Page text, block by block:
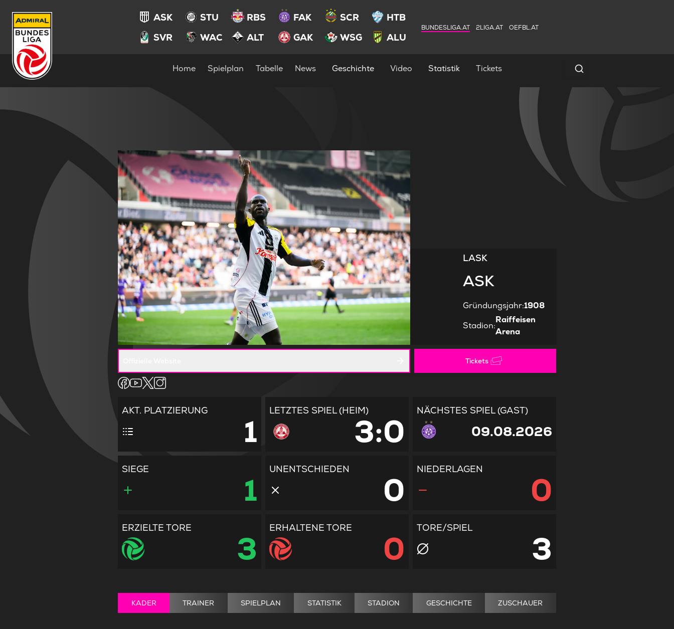
ASK STU RBS FAK SCR
HTB
SVR
WAC ALT GAK WSG ALU
BUNDESLIGA.AT 2LIGA.AT OEFBL.AT
Home Spielplan Tabelle News Geschichte Video Statistik Tickets Spielersuche
LASK
ASK
Gründungsjahr:1908
Stadion:
Raiffeisen
Arena
Tickets
AKT. PLATZIERUNG
1
LETZTES SPIEL (HEIM)
3:0
NÄCHSTES SPIEL (GAST)
09.08.2026
SIEGE
1
UNENTSCHIEDEN
0
NIEDERLAGEN
0
ERZIELTE TORE
3
ERHALTENE TORE
0
TORE/SPIEL
3
KADER TRAINER SPIELPLAN STATISTIK STADION GESCHICHTE ZUSCHAUER